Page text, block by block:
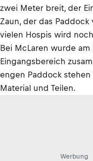
zwei Meter breit, der
Zaun, der das
vielen Hospis wird
Bei McLaren wurde
Eingangsbereich
engen Paddock
Material und Teilen.
Werbung